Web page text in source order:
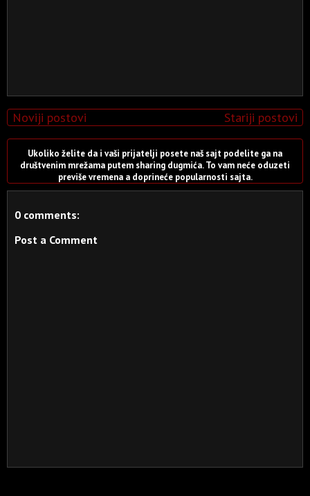
Noviji postovi Stariji postovi
Ukoliko želite da i vaši prijatelji posete naš sajt podelite ga na
društvenim mrežama putem sharing dugmića. To vam neće oduzeti
previše vremena a doprineće popularnosti sajta.
0 comments:
Post a Comment